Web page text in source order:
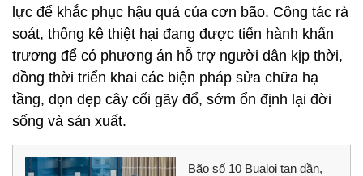
lực để khắc phục hậu quả của cơn bão. Công tác rà
soát, thống kê thiệt hại đang được tiến hành khẩn
trương để có phương án hỗ trợ người dân kịp thời,
đồng thời triển khai các biện pháp sửa chữa hạ
tầng, dọn dẹp cây cối gãy đổ, sớm ổn định lại đời
sống và sản xuất.
Bão số 10 Bualoi tan dần,